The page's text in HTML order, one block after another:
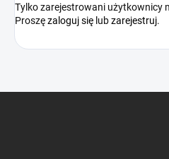
Tylko zarejestrowani użytkownicy
Proszęzaloguj się lubzarejestruj.